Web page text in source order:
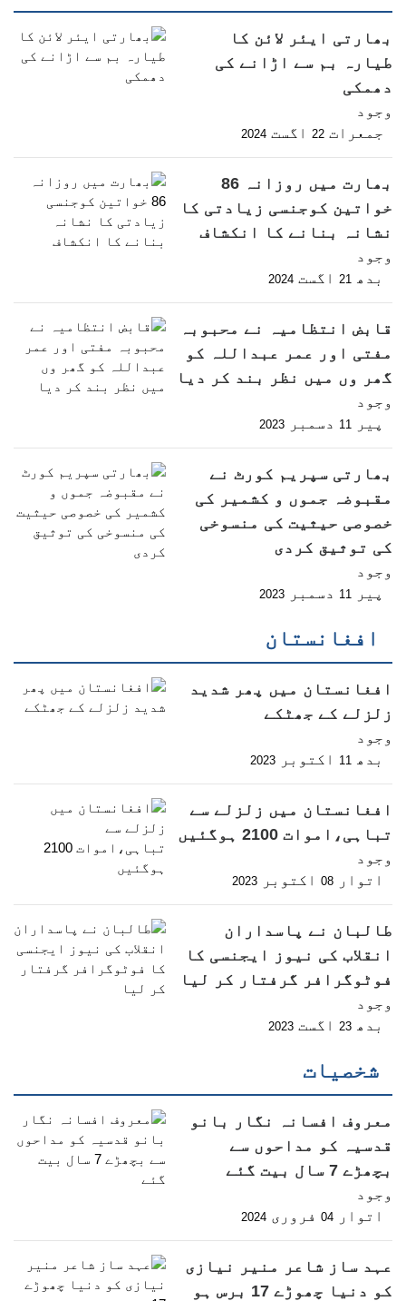
بھارتی ایئر لائن کا
طیارہ بم سے اڑانے کی
دھمکی
وجود
جمعرات 22 اگست 2024
بھارت میں روزانہ 86
خواتین کوجنسی زیادتی کا
نشانہ بنانے کا انکشاف
وجود
بدھ
21 اگست 2024
قابض انتظامیہ نے محبوبہ
مفتی اور عمر عبداللہ کو
گھر وں میں نظر بند کر دیا
وجود
پیر
11 دسمبر 2023
بھارتی سپریم کورٹ نے
مقبوضہ جموں و کشمیر کی
خصوصی حیثیت کی منسوخی
کی توثیق کردی
وجود
پیر
11 دسمبر 2023
افغانستان
افغانستان میں پھر شدید
زلزلے کے جھٹکے
وجود
بدھ
11 اکتوبر 2023
افغانستان میں زلزلے سے
تباہی،اموات 2100 ہوگئیں
وجود
اتوار 08 اکتوبر 2023
طالبان نے پاسداران
انقلاب کی نیوز ایجنسی کا
فوٹوگرافر گرفتار کر لیا
وجود
بدھ 23 اگست 2023
شخصیات
معروف افسانہ نگار بانو
قدسیہ کو مداحوں سے
بچھڑے 7 سال بیت گئے
وجود
اتوار 04 فروری 2024
عہد ساز شاعر منیر نیازی
کو دنیا چھوڑے 17 برس ہو